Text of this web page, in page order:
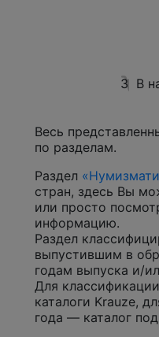
3 В
Весь
по разделам.
Раздел
стран, здесь Вы
или просто
информацию.
Раздел
выпустившим в
годам выпуска и/
Для
каталоги Krauze,
года — каталог